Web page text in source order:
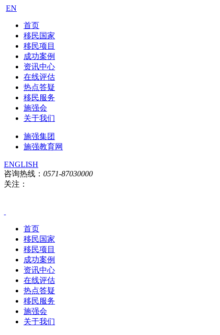
EN
首页
移民国家
移民项目
成功案例
资讯中心
在线评估
热点答疑
移民服务
施强会
关于我们
施强集团
施强教育网
ENGLISH
咨询热线： 0571-87030000
关注：
首页
移民国家
移民项目
成功案例
资讯中心
在线评估
热点答疑
移民服务
施强会
关于我们